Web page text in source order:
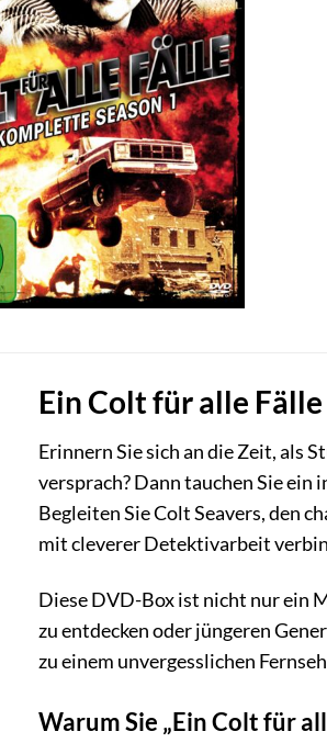
Ein Colt für alle
Erinnern Sie sich an die Zeit, als
versprach? Dann tauchen Sie
Begleiten Sie Colt Seavers, den
mit cleverer Detektivarbeit
Diese DVD-Box ist nicht nur ein
zu entdecken oder jüngeren
zu einem unvergesslichen
Warum Sie „Ein Colt für